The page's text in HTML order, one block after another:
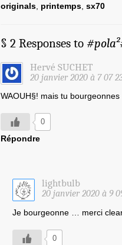
originals printemps sx70
§ 2 Responses to
Hervé SUCHET
20 janvier 2020 à 7 07
WAOUH§! mais tu
0
Répondre
lightbulb
20 janvier 2020 à 9
Je bourgeonne … merci
0